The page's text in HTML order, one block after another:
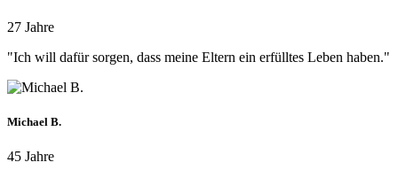
27 Jahre
"Ich will dafür sorgen, dass meine Eltern ein erfülltes Leben haben."
Michael B.
45 Jahre